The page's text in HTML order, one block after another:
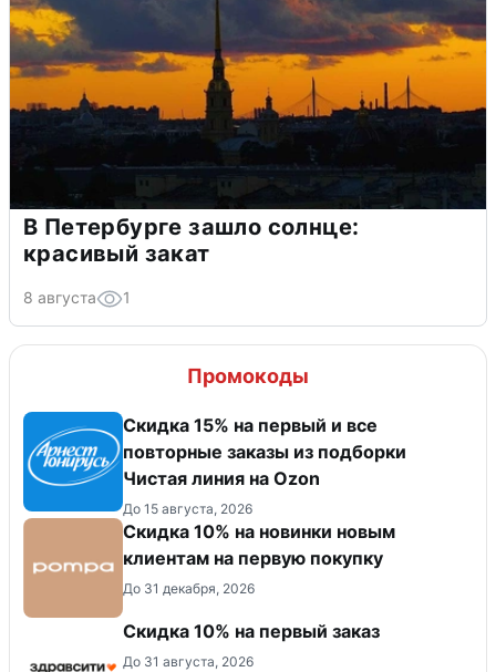
В Петербурге зашло солнце:
красивый закат
8 августа 1
Промокоды
Скидка 15% на первый и все
повторные заказы из подборки
Чистая линия на Ozon
До 15 августа, 2026
Скидка 10% на новинки новым
клиентам на первую покупку
До 31 декабря, 2026
Скидка 10% на первый заказ
До 31 августа, 2026